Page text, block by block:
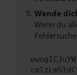
Wende
Wenn du